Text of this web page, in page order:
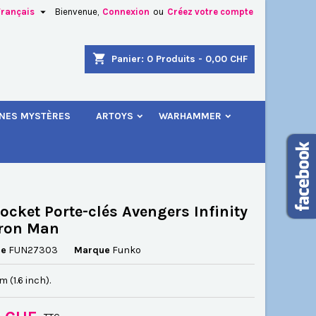
Bienvenue, Connexion ou Créez votre compte

shopping_cart Panier: 0 Produits - 0,00 CHF
MYSTÈRES ARTOYS WARHAMMER
Porte-clés Avengers Infinity
Man
FUN27303 Marque Funko
(1.6 inch).